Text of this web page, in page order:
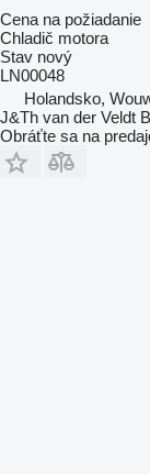
Cena na požiadanie
Chladič motora
Stav nový
LN00048
Holandsko,
J&Th van der Veldt
Obráťte sa na